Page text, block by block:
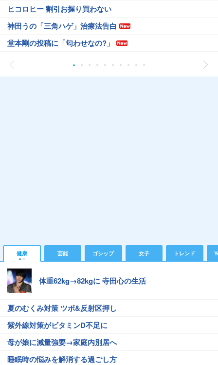
ヒコロヒー 割引お握り買わない
神田うの「三角ハゲ」治療法告白
堂本剛の投稿に「匂わせなの?」
健康 芸能 ゴシップ 女子 トレンド
体重62kg→82kgに 寺田心の生活
夏のむくみ対策 ツボ&反射区押し
紫外線対策がビタミンD不足に
母が娘に減量強要→家庭内別居へ
睡眠時の悩みを解消する過ごし方